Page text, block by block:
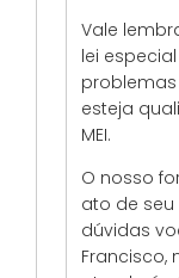
Vale
lei
esteja
MEI.
O nosso
ato de
dúvidas
Francisco,